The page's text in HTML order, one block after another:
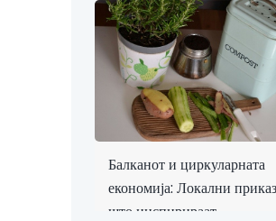
Балканот и циркуларната
економија: Локални
што инспирираат